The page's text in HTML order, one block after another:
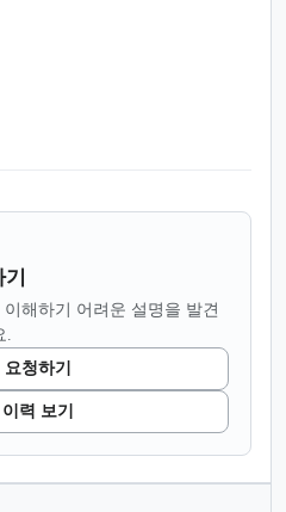
해하기 어려운 설명을 발견
청하기
력 보기